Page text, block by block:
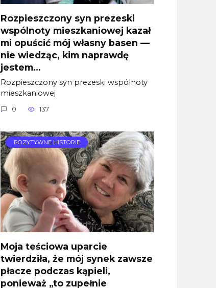
Rozpieszczony syn prezeski
wspólnoty mieszkaniowej kazał
mi opuścić mój własny basen —
nie wiedząc, kim naprawdę
jestem…
Rozpieszczony syn prezeski wspólnoty
mieszkaniowej
0 137
POZYTYWNE HISTORIE
Moja teściowa uparcie
twierdziła, że mój synek zawsze
płacze podczas kąpieli,
ponieważ „to zupełnie